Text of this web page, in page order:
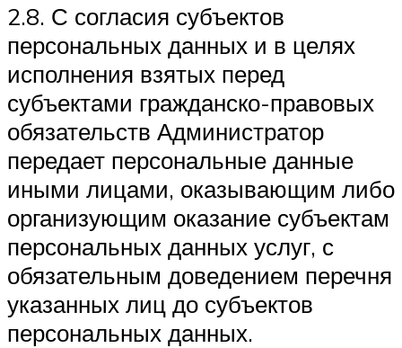
2.8. С согласия субъектов
персональных данных и в целях
исполнения взятых перед
субъектами гражданско-правовых
обязательств Администратор
передает персональные данные
иными лицами, оказывающим либо
организующим оказание субъектам
персональных данных услуг, с
обязательным доведением перечня
указанных лиц до субъектов
персональных данных.